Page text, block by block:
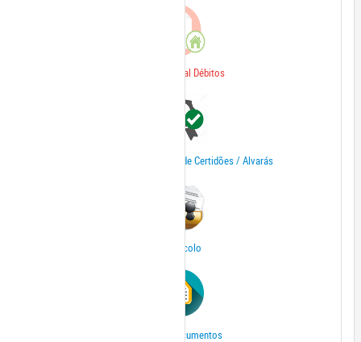
Extrato Geral Débitos
Verificar autenticidade de Certidões / Alvarás
Protocolo
Outros Documentos